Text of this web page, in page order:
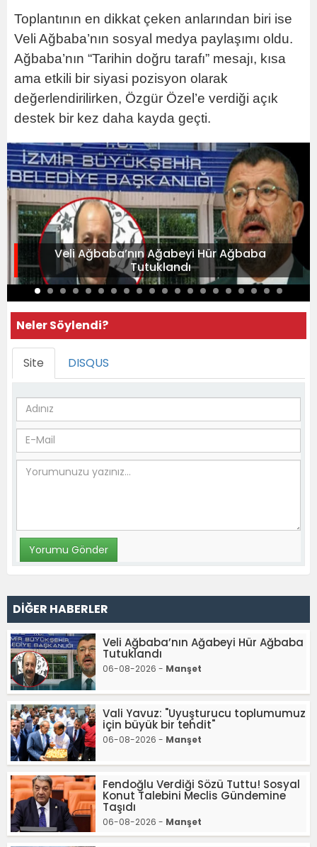
Toplantının en dikkat çeken anlarından biri ise
Veli Ağbaba’nın sosyal medya paylaşımı oldu.
Ağbaba’nın “Tarihin doğru tarafı” mesajı, kısa
ama etkili bir siyasi pozisyon olarak
değerlendirilirken, Özgür Özel’e verdiği açık
destek bir kez daha kayda geçti.
Veli Ağbaba’nın Ağabeyi Hür Ağbaba
Tutuklandı
Neler Söylendi?
Site DISQUS
DİĞER HABERLER
Veli Ağbaba’nın Ağabeyi Hür Ağbaba
Tutuklandı
06-08-2026 - Manşet
Vali Yavuz: "Uyuşturucu toplumumuz
için büyük bir tehdit"
06-08-2026 - Manşet
Fendoğlu Verdiği Sözü Tuttu! Sosyal
Konut Talebini Meclis Gündemine
Taşıdı
06-08-2026 - Manşet